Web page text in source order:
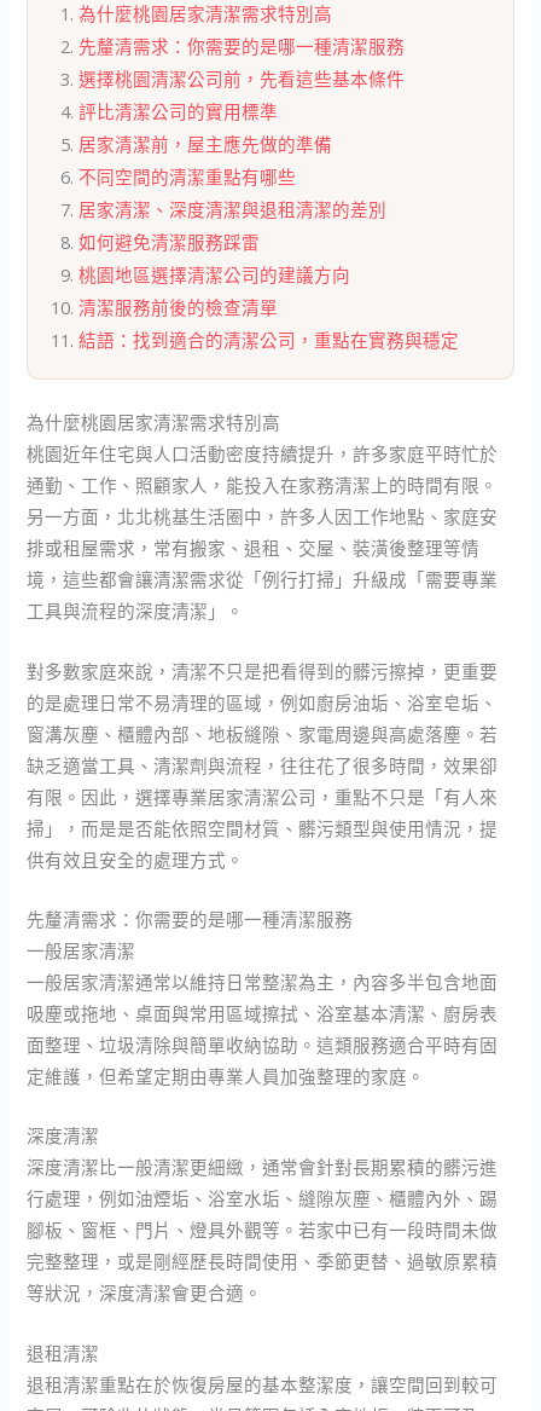
為什麼桃園居家清潔需求特別高
先釐清需求：你需要的是哪一種清潔服務
選擇桃園清潔公司前，先看這些基本條件
評比清潔公司的實用標準
居家清潔前，屋主應先做的準備
不同空間的清潔重點有哪些
居家清潔、深度清潔與退租清潔的差別
如何避免清潔服務踩雷
桃園地區選擇清潔公司的建議方向
清潔服務前後的檢查清單
結語：找到適合的清潔公司，重點在實務與穩定
為什麼桃園居家清潔需求特別高
桃園近年住宅與人口活動密度持續提升，許多家庭平時忙於
通勤、工作、照顧家人，能投入在家務清潔上的時間有限。
另一方面，北北桃基生活圈中，許多人因工作地點、家庭安
排或租屋需求，常有搬家、退租、交屋、裝潢後整理等情
境，這些都會讓清潔需求從「例行打掃」升級成「需要專業
工具與流程的深度清潔」。
對多數家庭來說，清潔不只是把看得到的髒污擦掉，更重要
的是處理日常不易清理的區域，例如廚房油垢、浴室皂垢、
窗溝灰塵、櫃體內部、地板縫隙、家電周邊與高處落塵。若
缺乏適當工具、清潔劑與流程，往往花了很多時間，效果卻
有限。因此，選擇專業居家清潔公司，重點不只是「有人來
掃」，而是是否能依照空間材質、髒污類型與使用情況，提
供有效且安全的處理方式。
先釐清需求：你需要的是哪一種清潔服務
一般居家清潔
一般居家清潔通常以維持日常整潔為主，內容多半包含地面
吸塵或拖地、桌面與常用區域擦拭、浴室基本清潔、廚房表
面整理、垃圾清除與簡單收納協助。這類服務適合平時有固
定維護，但希望定期由專業人員加強整理的家庭。
深度清潔
深度清潔比一般清潔更細緻，通常會針對長期累積的髒污進
行處理，例如油煙垢、浴室水垢、縫隙灰塵、櫃體內外、踢
腳板、窗框、門片、燈具外觀等。若家中已有一段時間未做
完整整理，或是剛經歷長時間使用、季節更替、過敏原累積
等狀況，深度清潔會更合適。
退租清潔
退租清潔重點在於恢復房屋的基本整潔度，讓空間回到較可